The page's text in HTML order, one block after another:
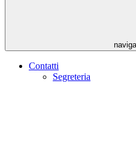
Contatti
Segreteria